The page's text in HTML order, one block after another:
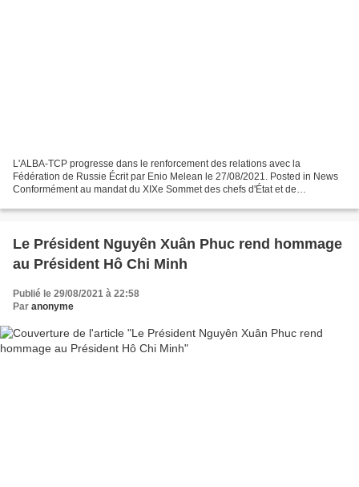
L'ALBA-TCP progresse dans le renforcement des relations avec la
Fédération de Russie Écrit par Enio Melean le 27/08/2021. Posted in News
Conformément au mandat du XIXe Sommet des chefs d'État et de
Le Président Nguyên Xuân Phuc rend hommage
au Président Hô Chi Minh
Publié le 29/08/2021 à 22:58
Par anonyme